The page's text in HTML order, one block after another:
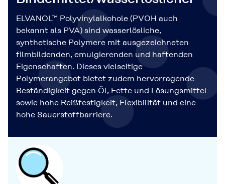
ELVANOL™ Polyvinylalkohole (PVOH auch
bekannt als PVA) sind wasserlösliche,
synthetische Polymere mit ausgezeichneten
filmbildenden, emulgierenden und haftenden
Eigenschaften. Dieses vielseitige
Polymerangebot bietet zudem hervorragende
Beständigkeit gegen Öl, Fette und Lösungsmittel
sowie hohe Reißfestigkeit, Flexibilität und eine
hohe Sauerstoffbarriere.